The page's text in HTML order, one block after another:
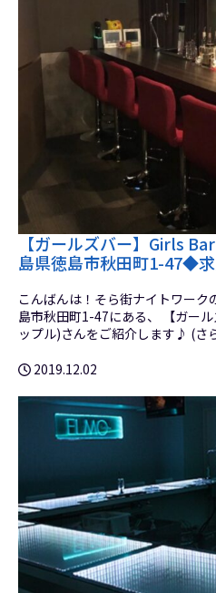
【ガールズバー】Girls
島県徳島市秋田町1-47◆
こんばんは！そら街ナイトワーク
島市秋田町1-47にある、 【ガー
ップル)さんをご紹介します♪ (さ
2019.12.02